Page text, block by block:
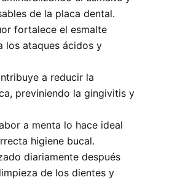
de la placa dental.
fortalece el esmalte
los ataques ácidos y
a reducir la
previniendo la gingivitis y
a menta lo hace ideal
higiene bucal.
diariamente después
de los dientes y